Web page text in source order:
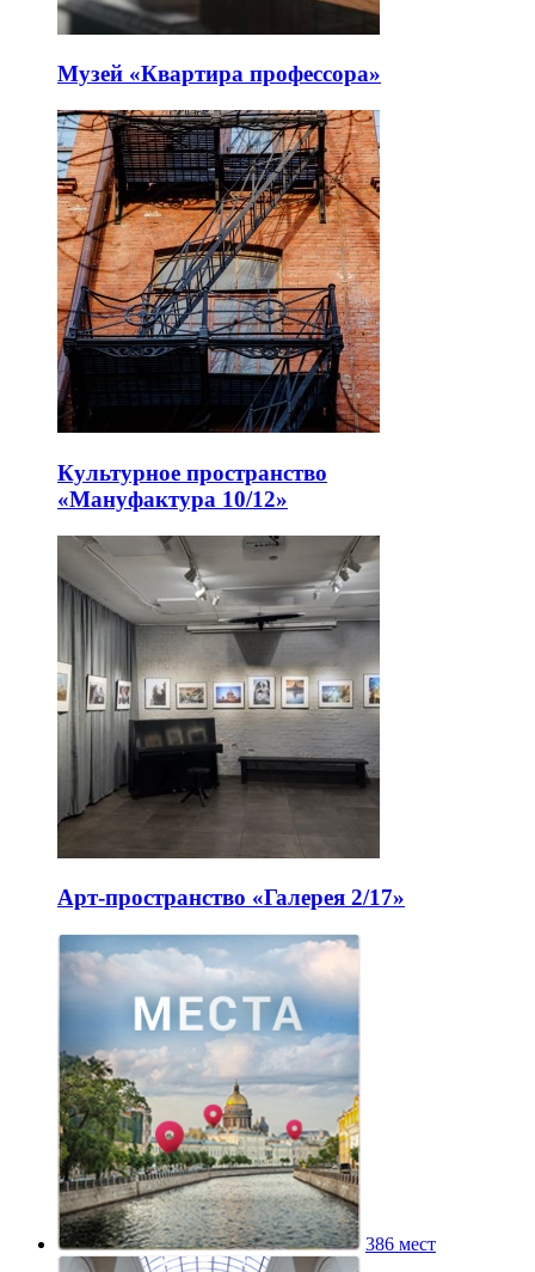
Музей «Квартира профессора»
Культурное пространство
«Мануфактура 10/12»
Арт-пространство «Галерея 2/17»
386 мест